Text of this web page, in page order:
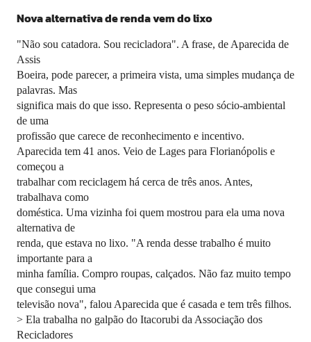
Nova alternativa de renda vem do lixo
"Não sou catadora. Sou recicladora". A frase, de Aparecida de
Assis
Boeira, pode parecer, a primeira vista, uma simples mudança de
palavras. Mas
significa mais do que isso. Representa o peso sócio-ambiental
de uma
profissão que carece de reconhecimento e incentivo.
Aparecida tem 41 anos. Veio de Lages para Florianópolis e
começou a
trabalhar com reciclagem há cerca de três anos. Antes,
trabalhava como
doméstica. Uma vizinha foi quem mostrou para ela uma nova
alternativa de
renda, que estava no lixo. "A renda desse trabalho é muito
importante para a
minha família. Compro roupas, calçados. Não faz muito tempo
que consegui uma
televisão nova", falou Aparecida que é casada e tem três filhos.
> Ela trabalha no galpão do Itacorubi da Associação dos
Recicladores